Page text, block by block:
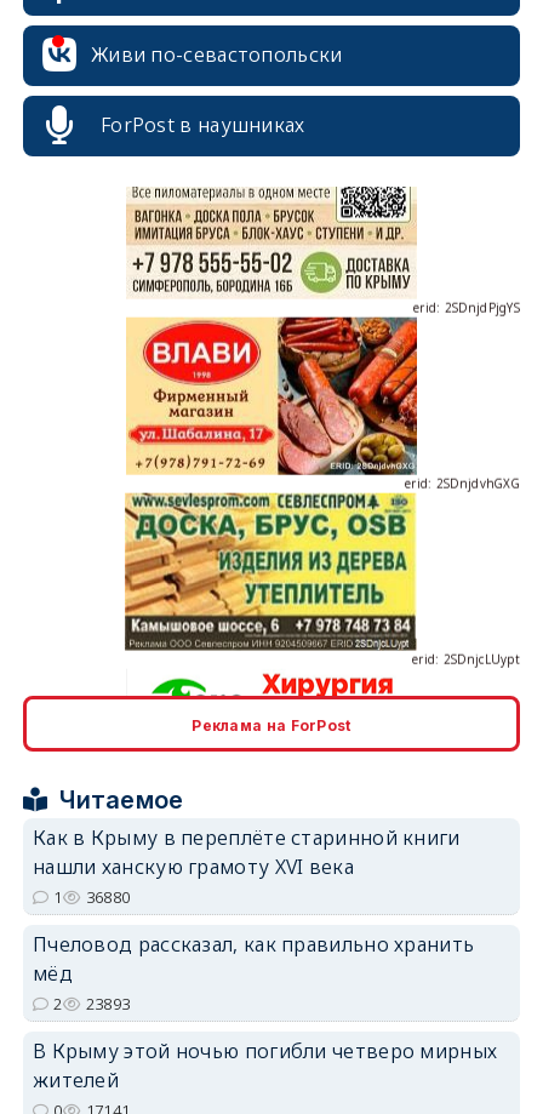
Живи по-севастопольски
ForPost в наушниках
erid: 2SDnjdPjgYS
erid: 2SDnjdvhGXG
erid: 2SDnjcrDNw6
Реклама на ForPost
Читаемое
Как в Крыму в переплёте старинной книги
нашли ханскую грамоту XVI века
1 36880
Пчеловод рассказал, как правильно хранить
мёд
2 23893
В Крыму этой ночью погибли четверо мирных
жителей